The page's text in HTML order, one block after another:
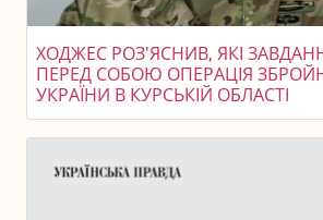
ХОДЖЕС РОЗ'ЯСНИВ, ЯКІ
ПЕРЕД СОБОЮ ОПЕРАЦІЯ
УКРАЇНИ В КУРСЬКІЙ ОБЛАСТІ